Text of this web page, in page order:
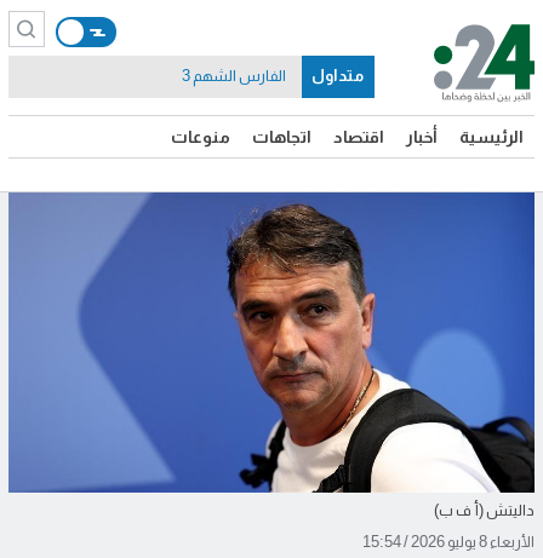
الرئيسية أخبار اقتصاد اتجاهات منوعات
متداول الفارس الشهم 3
داليتش (أ ف ب)
الأربعاء 8 يوليو 2026 / 15:54